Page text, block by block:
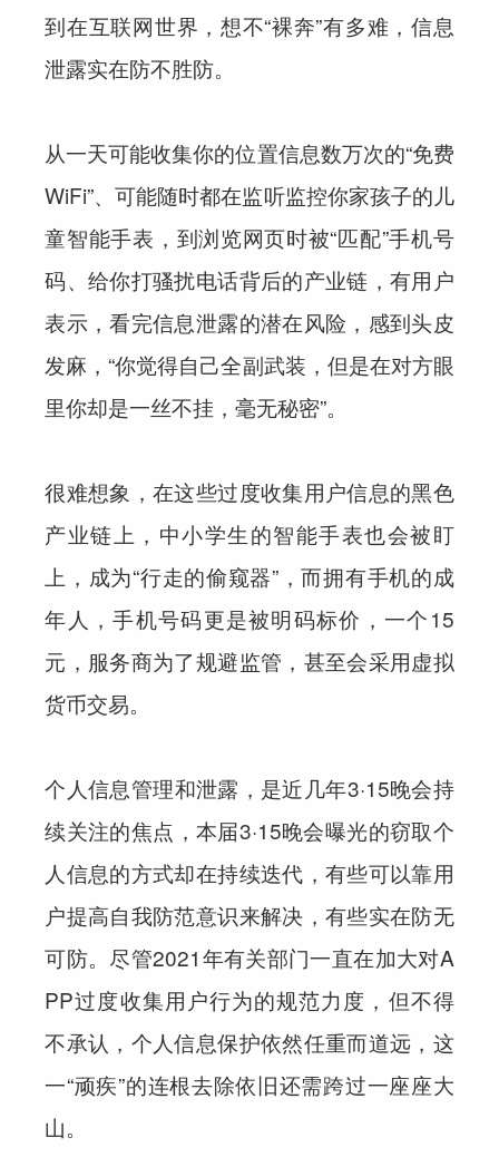
到在互联网世界，想不“裸奔”有多难，信息
泄露实在防不胜防。
从一天可能收集你的位置信息数万次的“免费
WiFi”、可能随时都在监听监控你家孩子的儿
童智能手表，到浏览网页时被“匹配”手机号
码、给你打骚扰电话背后的产业链，有用户
表示，看完信息泄露的潜在风险，感到头皮
发麻，“你觉得自己全副武装，但是在对方眼
里你却是一丝不挂，毫无秘密”。
很难想象，在这些过度收集用户信息的黑色
产业链上，中小学生的智能手表也会被盯
上，成为“行走的偷窥器”，而拥有手机的成
年人，手机号码更是被明码标价，一个15
元，服务商为了规避监管，甚至会采用虚拟
货币交易。
个人信息管理和泄露，是近几年3·15晚会持
续关注的焦点，本届3·15晚会曝光的窃取个
人信息的方式却在持续迭代，有些可以靠用
户提高自我防范意识来解决，有些实在防无
可防。尽管2021年有关部门一直在加大对A
PP过度收集用户行为的规范力度，但不得
不承认，个人信息保护依然任重而道远，这
一“顽疾”的连根去除依旧还需跨过一座座大
山。